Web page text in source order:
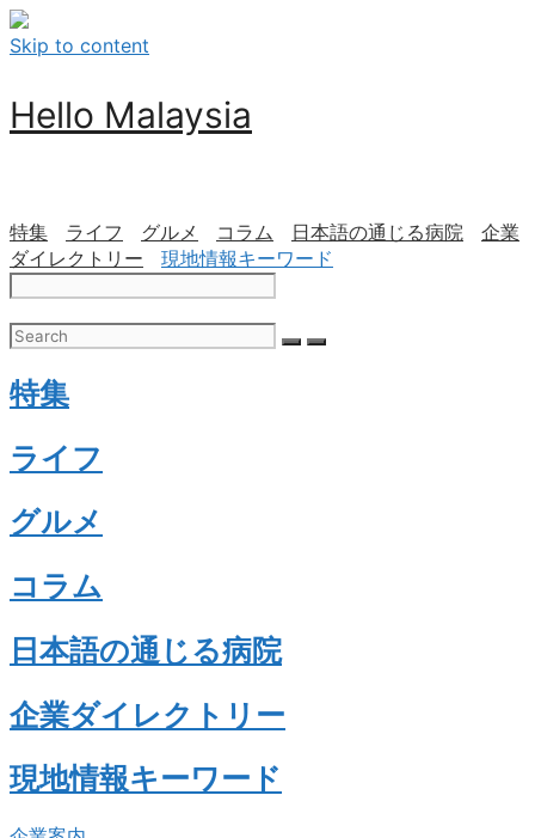
Skip to content
Hello Malaysia
特集 ライフ グルメ コラム 日本語の通じる病院
企業
ダイレクトリー
現地情報キーワード
特集
ライフ
グルメ
コラム
日本語の通じる病院
企業ダイレクトリー
現地情報キーワード